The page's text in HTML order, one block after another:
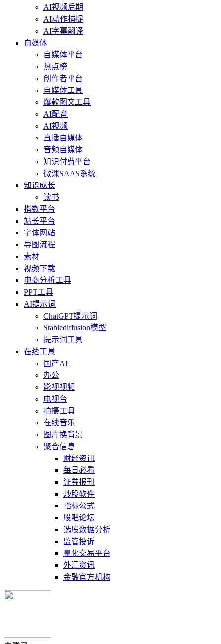
AI视频后期
AI动作捕捉
AI字幕翻译
自媒体
自媒体平台
热点榜
创作者平台
自媒体工具
爆款图文工具
AI配音
AI视频
直播自媒体
音频自媒体
知识付费平台
微课SAAS系统
知识成长
读书
指数平台
站长平台
字体网站
导图流程
素材
视频下载
电商分析工具
PPT工具
AI提示词
ChatGPT提示词
Stablediffusion模型
提示词工具
在线工具
国产AI
办公
影视视频
电视台
拍摄工具
在线音乐
图片换背景
聚合信息
财经资讯
每日必看
证券报刊
炒股软件
指标公式
股吧论坛
选股数据分析
监管投诉
量化交易平台
外汇资讯
金融官方机构